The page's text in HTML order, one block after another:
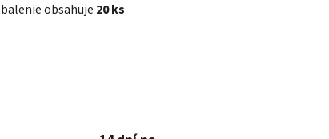
balenie obsahuje 20 ks